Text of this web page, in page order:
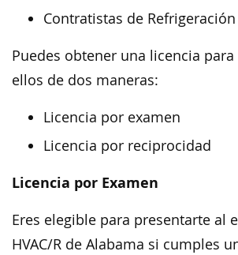
Contratistas de Refrigeración
Puedes obtener una licencia
ellos de dos maneras:
Licencia por examen
Licencia por reciprocidad
Licencia por Examen
Eres elegible para presentarte al
HVAC/R de Alabama si cumples